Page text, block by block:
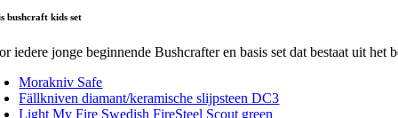
bushcraft kids set
iedere jonge beginnende Bushcrafter en basis set dat bestaat uit het
Morakniv Safe
Fällkniven diamant/keramische slijpsteen DC3
Light My Fire Swedish FireSteel Scout green